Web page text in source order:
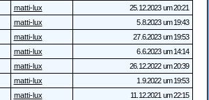
matti-lux
25.12.2023 um 20:21
matti-lux
5.8.2023 um 19:43
matti-lux
27.6.2023 um 19:53
matti-lux
6.6.2023 um 14:14
matti-lux
26.12.2022 um 20:39
matti-lux
1.9.2022 um 19:53
matti-lux
11.12.2021 um 22:15